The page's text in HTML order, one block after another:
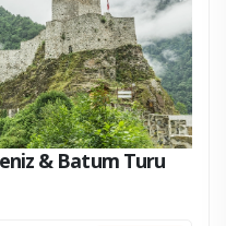
& Batum Turu